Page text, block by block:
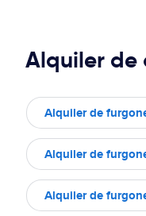
Alquiler de
Alquiler de
Alquiler de
Alquiler de